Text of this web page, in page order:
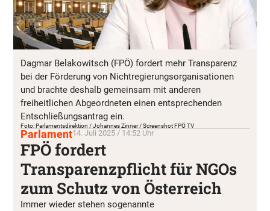
Dagmar Belakowitsch (FPÖ) fordert mehr Transparenz
bei der Förderung von Nichtregierungsorganisationen
und brachte deshalb gemeinsam mit anderen
freiheitlichen Abgeordneten einen entsprechenden
Entschließungsantrag ein.
Foto: Parlamentsdirektion / Johannes Zinner / Screenshot FPÖ TV
Parlament14. Juli 2025 / 14:52 Uhr
FPÖ fordert
Transparenzpflicht für NGOs
zum Schutz von Österreich
Immer wieder stehen sogenannte